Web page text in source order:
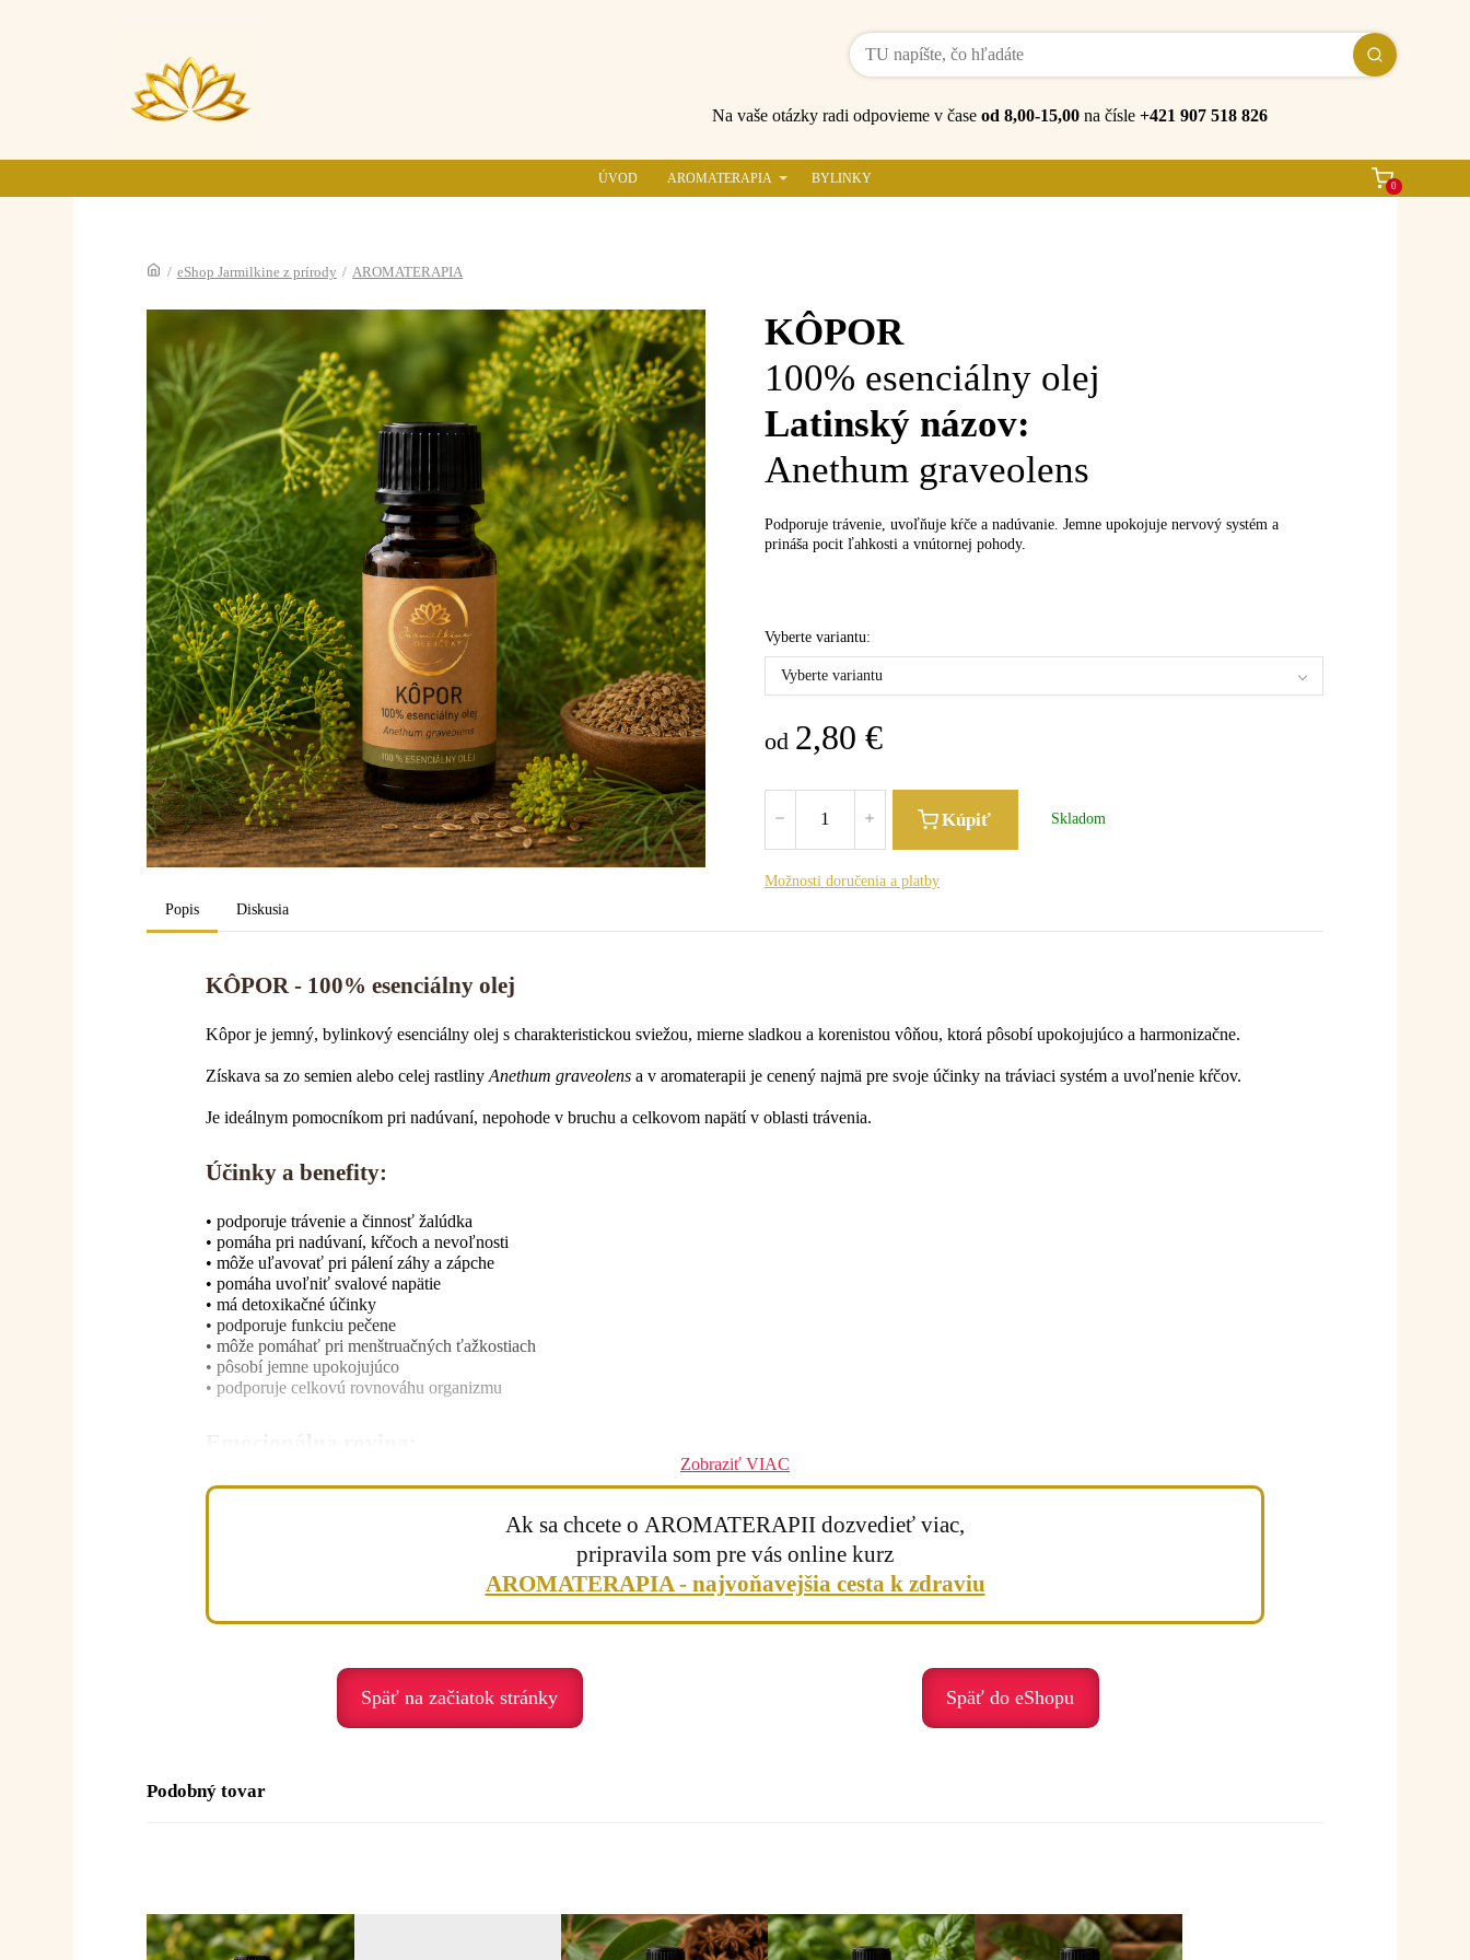
Na vaše otázky radi odpovieme v časeod 8,00-15,00 na čísle+421 907 518 826
ÚVOD AROMATERAPIA BYLINKY 0
/ eShop Jarmilkine z prírody / AROMATERAPIA
KÔPOR
100% esenciálny olej
Latinský názov:
Anethum graveolens
Podporuje trávenie, uvoľňuje kŕče a nadúvanie. Jemne upokojuje nervový systém a
prináša pocit ľahkosti a vnútornej pohody.
Vyberte variantu:
Vyberte variantu
od 2,80 €
Kúpiť Skladom
Možnosti doručenia a platby
Popis
Diskusia
KÔPOR - 100% esenciálny olej
Kôpor je jemný, bylinkový esenciálny olej s charakteristickou sviežou, mierne sladkou a korenistou vôňou, ktorá pôsobí upokojujúco a harmonizačne.
Získava sa zo semien alebo celej rastlinyAnethum graveolens a v aromaterapii je cenený najmä pre svoje účinky na tráviaci systém a uvoľnenie kŕčov.
Je ideálnym pomocníkom pri nadúvaní, nepohode v bruchu a celkovom napätí v oblasti trávenia.
Účinky a benefity:
• podporuje trávenie a činnosť žalúdka
• pomáha pri nadúvaní, kŕčoch a nevoľnosti
• môže uľavovať pri pálení záhy a zápche
• pomáha uvoľniť svalové napätie
• má detoxikačné účinky
• podporuje funkciu pečene
• môže pomáhať pri menštruačných ťažkostiach
• pôsobí jemne upokojujúco
• podporuje celkovú rovnováhu organizmu
Kôpor je olej pokoja, uvoľnenia a jemnosti. Pomáha najmä vtedy, keď cítime napätie – najmä v oblasti brucha, ale aj v emóciách.
• emočné „stiahnutie“ – zjemňuje prežívanie
Duchovné posolstvo:
Posolstvo:
Masáž (brucho):2–3 kvapky do 10 ml
rastlinného oleja
Kúpeľ:3–5 kvapiek (zmiešať s olejom, medom alebo mliekom)
Zobraziť VIAC
Ak sa chcete o AROMATERAPII dozvedieť viac,
pripravila som pre vás online kurz
AROMATERAPIA - najvoňavejšia cesta k zdraviu
Späť na začiatok stránky Späť do eShopu
Podobný tovar